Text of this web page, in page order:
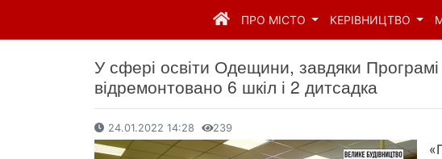
ПРО МІСТО КЕРІВНИЦТВО
У сфері освіти Одещини, завдяки
відремонтовано 6 шкіл і 2 дитсадка
24.01.2022 14:28 239